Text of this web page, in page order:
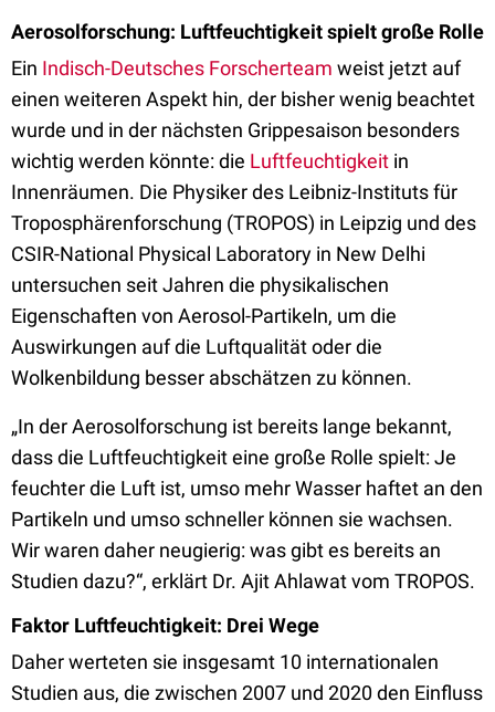
Aerosolforschung: Luftfeuchtigkeit spielt große Rolle
Ein Indisch-Deutsches Forscherteam weist jetzt auf
einen weiteren Aspekt hin, der bisher wenig beachtet
wurde und in der nächsten Grippesaison besonders
wichtig werden könnte: die Luftfeuchtigkeit in
Innenräumen. Die Physiker des Leibniz-Instituts für
Troposphärenforschung (TROPOS) in Leipzig und des
CSIR-National Physical Laboratory in New Delhi
untersuchen seit Jahren die physikalischen
Eigenschaften von Aerosol-Partikeln, um die
Auswirkungen auf die Luftqualität oder die
Wolkenbildung besser abschätzen zu können.
„In der Aerosolforschung ist bereits lange bekannt,
dass die Luftfeuchtigkeit eine große Rolle spielt: Je
feuchter die Luft ist, umso mehr Wasser haftet an den
Partikeln und umso schneller können sie wachsen.
Wir waren daher neugierig: was gibt es bereits an
Studien dazu?“, erklärt Dr. Ajit Ahlawat vom TROPOS.
Faktor Luftfeuchtigkeit: Drei Wege
Daher werteten sie insgesamt 10 internationalen
Studien aus, die zwischen 2007 und 2020 den Einfluss